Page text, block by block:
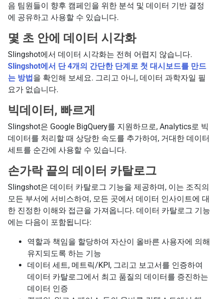
음 팀원들이 향후 캠페인을 위한 분석 및 데이터 기반 결정
에 공유하고 사용할 수 있습니다.
몇 초 안에 데이터 시각화
Slingshot에서 데이터 시각화는 전혀 어렵지 않습니다.
Slingshot에서 단 4개의 간단한 단계로 첫 대시보드를 만드
는 방법 을 확인해 보세요. 그리고 아니, 데이터 과학자일 필
요가 없습니다.
빅데이터, 빠르게
Slingshot은 Google BigQuery를 지원하므로, Analytics로 빅
데이터를 처리할 때 상당한 속도를 추가하여, 거대한 데이터
세트를 순간에 사용할 수 있습니다.
손가락 끝의 데이터 카탈로그
Slingshot은 데이터 카탈로그 기능을 제공하며, 이는 조직의
모든 부서에 서비스하여, 모든 곳에서 데이터 인사이트에 대
한 진정한 이해와 접근을 가져옵니다. 데이터 카탈로그 기능
에는 다음이 포함됩니다:
역할과 책임을 할당하여 자산이 올바른 사용자에 의해
유지되도록 하는 기능
데이터 세트, 메트릭/KPI, 그리고 보고서를 인증하여
데이터 카탈로그에서 최고 품질의 데이터를 증진하는
데이터 인증